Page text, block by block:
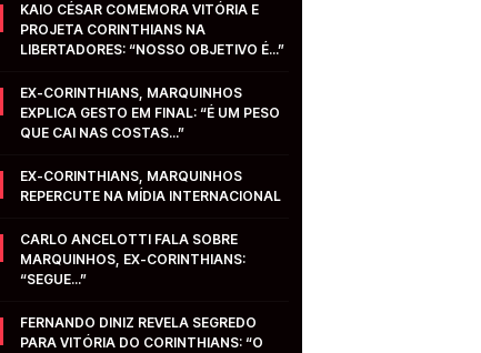
KAIO CÉSAR COMEMORA VITÓRIA E
PROJETA CORINTHIANS NA
LIBERTADORES: “NOSSO OBJETIVO É...”
EX-CORINTHIANS, MARQUINHOS
EXPLICA GESTO EM FINAL: “É UM PESO
QUE CAI NAS COSTAS...”
EX-CORINTHIANS, MARQUINHOS
REPERCUTE NA MÍDIA INTERNACIONAL
CARLO ANCELOTTI FALA SOBRE
MARQUINHOS, EX-CORINTHIANS:
“SEGUE...”
FERNANDO DINIZ REVELA SEGREDO
PARA VITÓRIA DO CORINTHIANS: “O